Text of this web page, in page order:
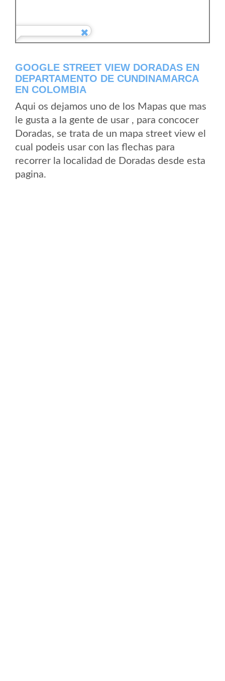
GOOGLE STREET VIEW DORADAS EN
DEPARTAMENTO DE CUNDINAMARCA
EN COLOMBIA
Aqui os dejamos uno de los Mapas que mas
le gusta a la gente de usar , para concocer
Doradas, se trata de un mapa street view el
cual podeis usar con las flechas para
recorrer la localidad de Doradas desde esta
pagina.